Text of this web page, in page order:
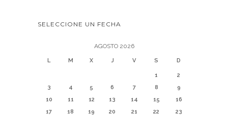
SELECCIONE UN FECHA
AGOSTO 2026
L M X J V S D
1
2
3
4 5 6 7 8
9
10
11 12 13 14 15
16
17
18 19 20 21 22
23